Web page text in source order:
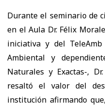
Durante el seminario de
en el Aula Dr. Félix
iniciativa y del
Ambiental y
Naturales y Exactas-,
resaltó el valor del
institución afirmando que,